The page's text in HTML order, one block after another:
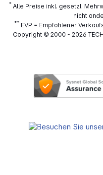
* Alle Preise inkl. gesetzl.
nicht
**EVP = Empfohlener
Copyright © 2000 - 2026